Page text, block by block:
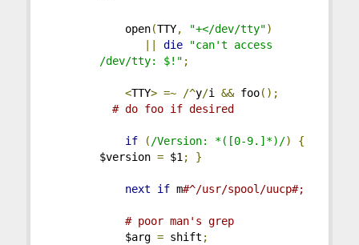
open(TTY, "+</dev/tty")
die
"can't access
/dev/tty: $!" ;
<TTY> =~ /^y/i && foo();
# do foo if desired
if ( /Version: *([0-9.]*)/)
{
$version = $1 ; }
next if m#^/usr/spool/uucp#;
# poor man's grep
$arg = shift ;